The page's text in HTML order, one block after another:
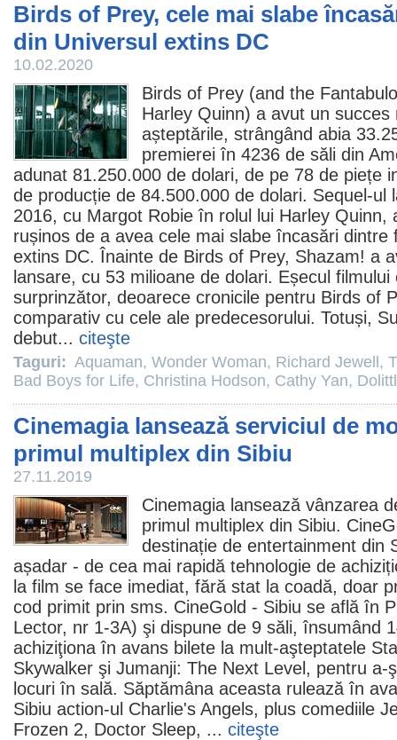
Birds of Prey, cele mai slabe
din Universul extins DC
10.02.2020
Birds of Prey (and the
Harley Quinn) a avut un
așteptările, strângând abia
premierei în 4236 de săli din
adunat 81.250.000 de dolari, de pe 78 de piețe
de producție de 84.500.000 de dolari. Sequel-ul
2016, cu Margot Robie în rolul lui Harley Quinn,
rușinos de a avea cele mai slabe încasări dintre
extins DC. Înainte de Birds of Prey, Shazam! a
lansare, cu 53 milioane de dolari. Eșecul
surprinzător, deoarece cronicile pentru Birds of
comparativ cu cele ale predecesorului. Totuși,
debut... citeşte
Taguri: Aquaman, Wonder Woman, Richard Jewell ,
Bad Boys for Life, Christina Hodson, Cathy Yan,
Cinemagia lansează serviciul de
primul multiplex din Sibiu
27.11.2019
Cinemagia lansează vânzarea
primul multiplex din Sibiu.
destinație de entertainment din
așadar - de cea mai rapidă tehnologie de
la film se face imediat, fără stat la coadă, doar
cod primit prin sms. CineGold - Sibiu se află în
Lector, nr 1-3A) şi dispune de 9 săli, însumând
achiziţiona în avans bilete la mult-aşteptatele
Skywalker şi Jumanji: The Next Level , pentru a-
locuri în sală. Săptămâna aceasta rulează în
Sibiu action-ul Charlie's Angels, plus comediile
Frozen 2, Doctor Sleep, ... citeşte